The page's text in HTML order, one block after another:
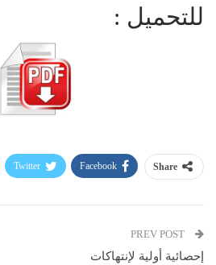
للتحميل :
Share
Facebook
Twitter
إحصائية أولية لإنتهاكات